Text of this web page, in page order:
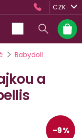
CZK
košík
Babydoll
a
–9 %